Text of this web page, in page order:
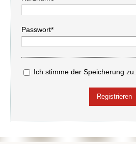
Passwort*
Ich stimme der Speicherung zu.